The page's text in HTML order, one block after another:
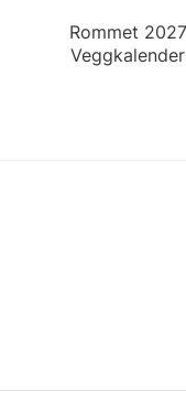
Rommet 2027
Veggkalender